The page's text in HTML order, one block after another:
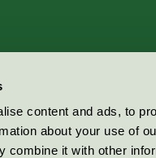
content and ads, to
about your use of
combine it with other